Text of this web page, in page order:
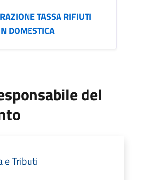
TASSA RIFIUTI
DOMESTICA
del
e Tributi